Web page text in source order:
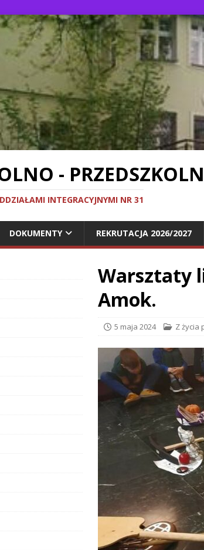
-
INTEGRACYJNYMI NR 31
DOKUMENTY REKRUTACJA 2026/2027
Warsztaty
Amok.
5 maja 2024 Z życia